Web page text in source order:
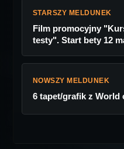
STARSZY MELDUNEK
Film promocyjny
testy". Start bety 12
NOWSZY MELDUNEK
6 tapet/grafik z World